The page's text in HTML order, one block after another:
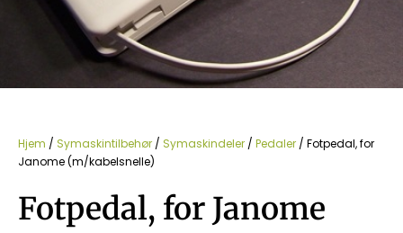
Hjem / Symaskintilbehør / Symaskindeler / Pedaler / Fotpedal, for
Janome (m/kabelsnelle)
Fotpedal, for Janome